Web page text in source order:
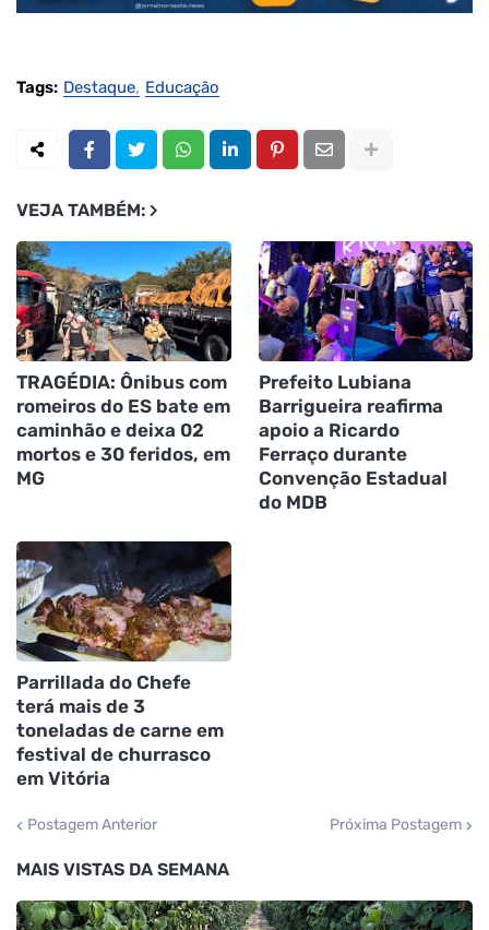
Tags: Destaque Educação
VEJA TAMBÉM:
TRAGÉDIA: Ônibus com
romeiros do ES bate em
caminhão e deixa 02
mortos e 30 feridos, em
MG
Prefeito Lubiana
Barrigueira reafirma
apoio a Ricardo
Ferraço durante
Convenção Estadual
do MDB
Parrillada do Chefe
terá mais de 3
toneladas de carne em
festival de churrasco
em Vitória
Postagem Anterior Próxima Postagem
MAIS VISTAS DA SEMANA